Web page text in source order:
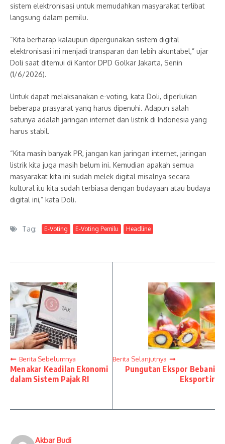
sistem elektronisasi untuk memudahkan masyarakat terlibat
langsung dalam pemilu.
“Kita berharap kalaupun dipergunakan sistem digital
elektronisasi ini menjadi transparan dan lebih akuntabel,” ujar
Doli saat ditemui di Kantor DPD Golkar Jakarta, Senin
(1/6/2026).
Untuk dapat melaksanakan e-voting, kata Doli, diperlukan
beberapa prasyarat yang harus dipenuhi. Adapun salah
satunya adalah jaringan internet dan listrik di Indonesia yang
harus stabil.
“Kita masih banyak PR, jangan kan jaringan internet, jaringan
listrik kita juga masih belum ini. Kemudian apakah semua
masyarakat kita ini sudah melek digital misalnya secara
kultural itu kita sudah terbiasa dengan budayaan atau budaya
digital ini,” kata Doli.
Tag: E-Voting E-Voting Pemilu Headline
Berita Sebelumnya
Menakar Keadilan Ekonomi
dalam Sistem Pajak RI
Berita Selanjutnya
Pungutan Ekspor Bebani
Eksportir
Akbar Budi